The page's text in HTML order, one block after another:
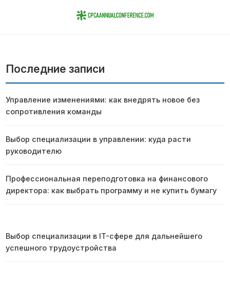
Последние записи
Управление изменениями: как внедрять новое без
сопротивления команды
Выбор специализации в управлении: куда расти
руководителю
Профессиональная переподготовка на финансового
директора: как выбрать программу и не купить бумагу
Выбор специализации в IT-сфере для дальнейшего
успешного трудоустройства